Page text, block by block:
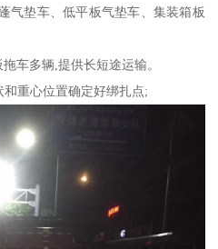
气垫车、低平板气垫车、集装箱板
车多辆,提供长短途运输。
重心位置确定好绑扎点;